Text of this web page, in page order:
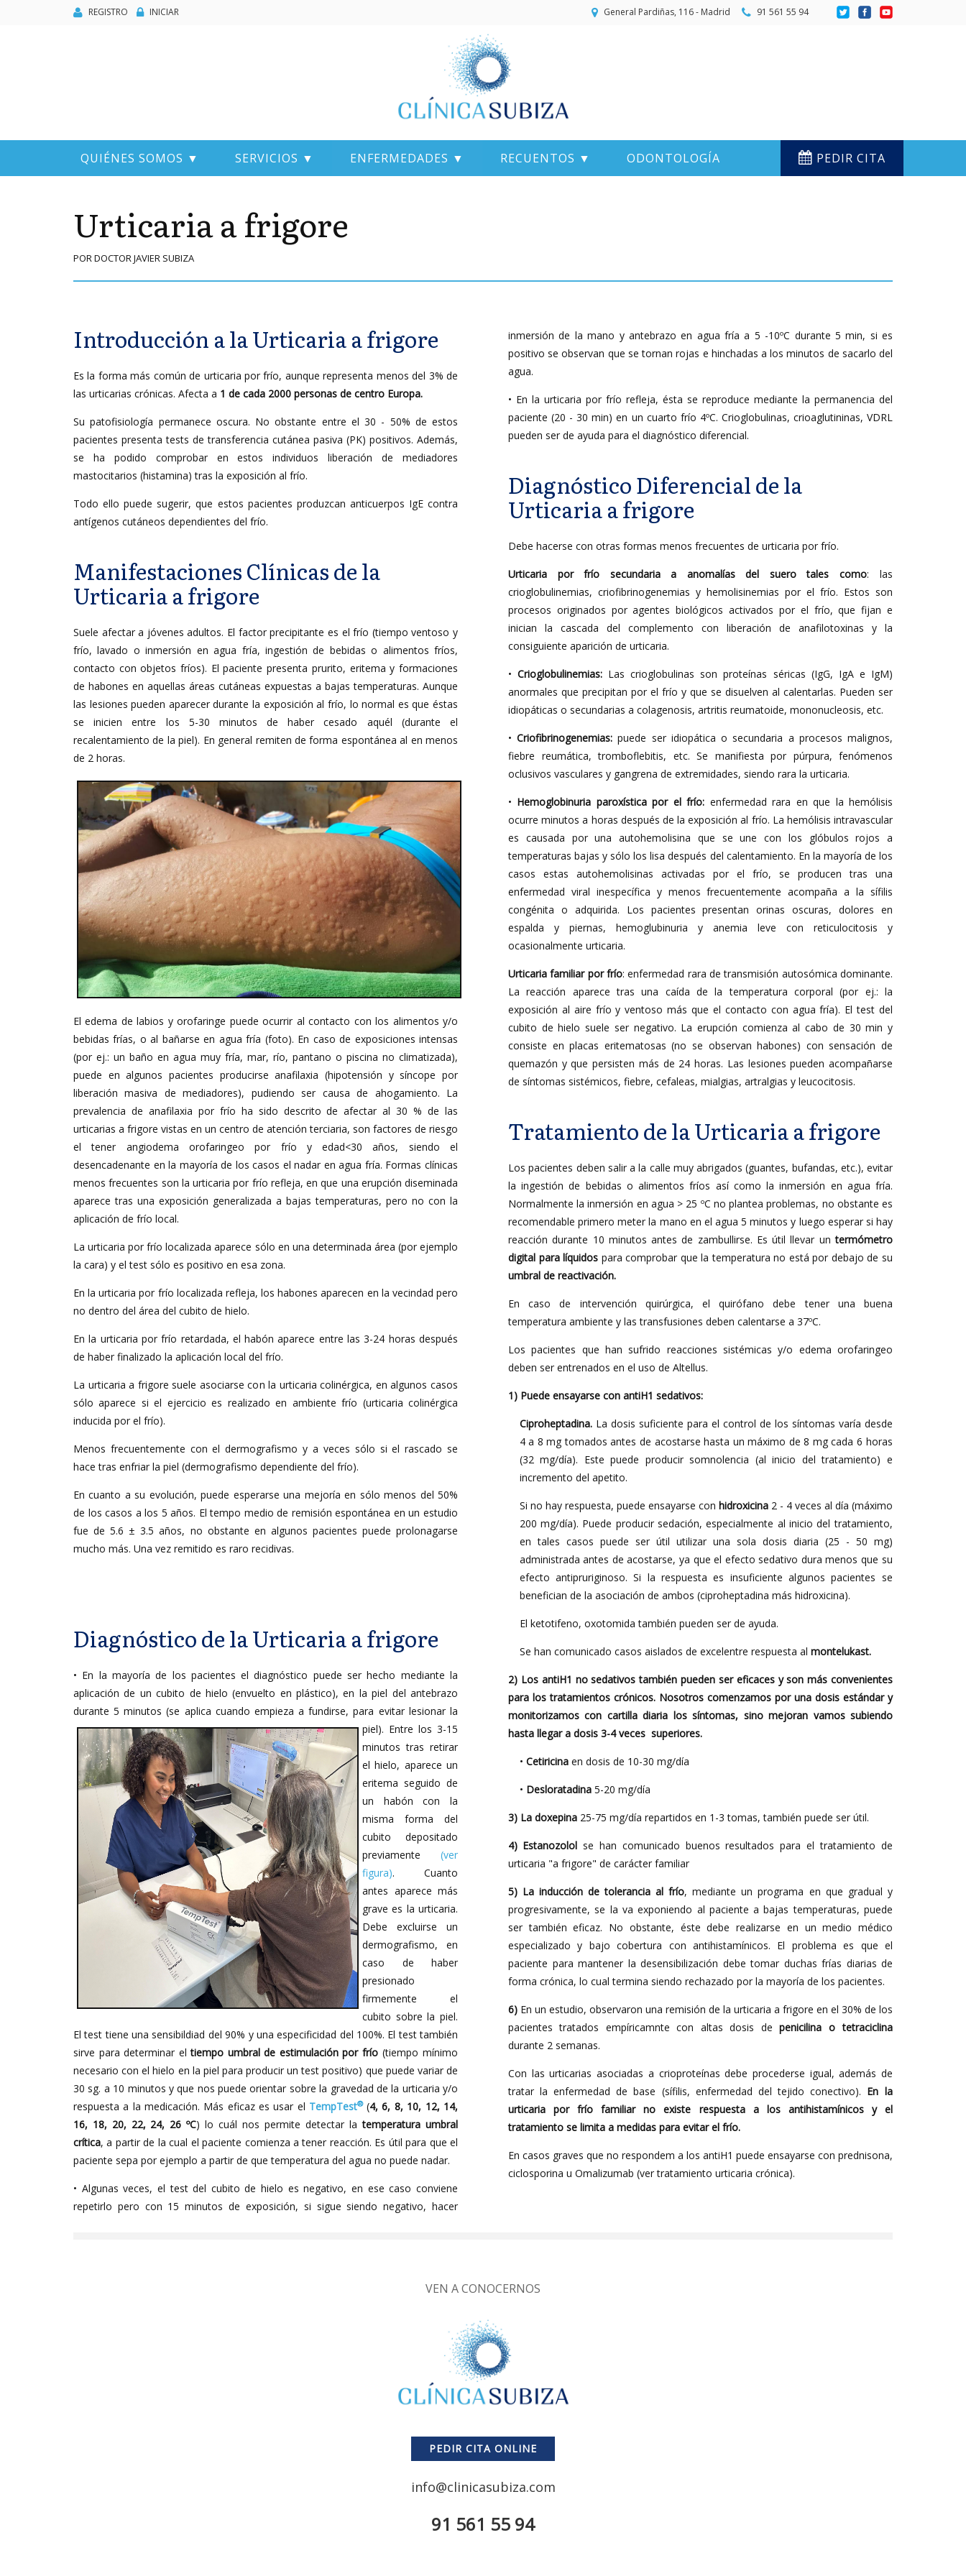
REGISTRO INICIAR General Pardiñas, 116 - Madrid 91 561 55 94
QUIÉNES SOMOS ▼ SERVICIOS ▼ ENFERMEDADES ▼ RECUENTOS ▼ ODONTOLOGÍA PEDIR CITA
Urticaria a frigore
POR DOCTOR JAVIER SUBIZA
Introducción a la Urticaria a frigore
Es la forma más común de urticaria por frío, aunque representa menos del 3% de
las urticarias crónicas. Afecta a 1 de cada 2000 personas de centro Europa.
Su patofisiología permanece oscura. No obstante entre el 30 - 50% de estos
pacientes presenta tests de transferencia cutánea pasiva (PK) positivos. Además,
se ha podido comprobar en estos individuos liberación de mediadores
mastocitarios (histamina) tras la exposición al frío.
Todo ello puede sugerir, que estos pacientes produzcan anticuerpos IgE contra
antígenos cutáneos dependientes del frío.
Manifestaciones Clínicas de la
Urticaria a frigore
Suele afectar a jóvenes adultos. El factor precipitante es el frío (tiempo ventoso y
frío, lavado o inmersión en agua fría, ingestión de bebidas o alimentos fríos,
contacto con objetos fríos). El paciente presenta prurito, eritema y formaciones
de habones en aquellas áreas cutáneas expuestas a bajas temperaturas. Aunque
las lesiones pueden aparecer durante la exposición al frío, lo normal es que éstas
se inicien entre los 5-30 minutos de haber cesado aquél (durante el
recalentamiento de la piel). En general remiten de forma espontánea al en menos
de 2 horas.
El edema de labios y orofaringe puede ocurrir al contacto con los alimentos y/o
bebidas frías, o al bañarse en agua fría (foto). En caso de exposiciones intensas
(por ej.: un baño en agua muy fría, mar, río, pantano o piscina no climatizada),
puede en algunos pacientes producirse anafilaxia (hipotensión y síncope por
liberación masiva de mediadores), pudiendo ser causa de ahogamiento. La
prevalencia de anafilaxia por frío ha sido descrito de afectar al 30 % de las
urticarias a frigore vistas en un centro de atención terciaria, son factores de riesgo
el tener angiodema orofaringeo por frío y edad<30 años, siendo el
desencadenante en la mayoría de los casos el nadar en agua fría. Formas clínicas
menos frecuentes son la urticaria por frío refleja, en que una erupción diseminada
aparece tras una exposición generalizada a bajas temperaturas, pero no con la
aplicación de frío local.
La urticaria por frío localizada aparece sólo en una determinada área (por ejemplo
la cara) y el test sólo es positivo en esa zona.
En la urticaria por frío localizada refleja, los habones aparecen en la vecindad pero
no dentro del área del cubito de hielo.
En la urticaria por frío retardada, el habón aparece entre las 3-24 horas después
de haber finalizado la aplicación local del frío.
La urticaria a frigore suele asociarse con la urticaria colinérgica, en algunos casos
sólo aparece si el ejercicio es realizado en ambiente frío (urticaria colinérgica
inducida por el frío).
Menos frecuentemente con el dermografismo y a veces sólo si el rascado se
hace tras enfriar la piel (dermografismo dependiente del frío).
En cuanto a su evolución, puede esperarse una mejoría en sólo menos del 50%
de los casos a los 5 años. El tempo medio de remisión espontánea en un estudio
fue de 5.6 ± 3.5 años, no obstante en algunos pacientes puede prolonagarse
mucho más. Una vez remitido es raro recidivas.
Diagnóstico de la Urticaria a frigore
• En la mayoría de los pacientes el diagnóstico puede ser hecho mediante la
aplicación de un cubito de hielo (envuelto en plástico), en la piel del antebrazo
durante 5 minutos (se aplica cuando empieza a fundirse, para evitar lesionar la
piel). Entre los 3-15
minutos tras retirar
el hielo, aparece un
eritema seguido de
un habón con la
misma forma del
cubito depositado
previamente (ver
figura). Cuanto
antes aparece más
grave es la urticaria.
Debe excluirse un
dermografismo, en
caso de haber
presionado
firmemente el
cubito sobre la piel.
El test tiene una sensibildiad del 90% y una especificidad del 100%. El test también
sirve para determinar eltiempo umbral de estimulación por frío (tiempo mínimo
necesario con el hielo en la piel para producir un test positivo) que puede variar de
30 sg. a 10 minutos y que nos puede orientar sobre la gravedad de la urticaria y/o
respuesta a la medicación. Más eficaz es usar el TempTest®(4, 6, 8, 10, 12, 14,
16, 18, 20, 22, 24, 26 ºC) lo cuál nos permite detectar latemperatura umbral
crítica, a partir de la cual el paciente comienza a tener reacción. Es útil para que el
paciente sepa por ejemplo a partir de que temperatura del agua no puede nadar.
• Algunas veces, el test del cubito de hielo es negativo, en ese caso conviene
repetirlo pero con 15 minutos de exposición, si sigue siendo negativo, hacer
inmersión de la mano y antebrazo en agua fría a 5 -10ºC durante 5 min, si es
positivo se observan que se tornan rojas e hinchadas a los minutos de sacarlo del
agua.
• En la urticaria por frío refleja, ésta se reproduce mediante la permanencia del
paciente (20 - 30 min) en un cuarto frío 4ºC. Crioglobulinas, crioaglutininas, VDRL
pueden ser de ayuda para el diagnóstico diferencial.
Diagnóstico Diferencial de la
Urticaria a frigore
Debe hacerse con otras formas menos frecuentes de urticaria por frío.
Urticaria por frío secundaria a anomalías del suero tales como: las
crioglobulinemias, criofibrinogenemias y hemolisinemias por el frío. Estos son
procesos originados por agentes biológicos activados por el frío, que fijan e
inician la cascada del complemento con liberación de anafilotoxinas y la
consiguiente aparición de urticaria.
• Crioglobulinemias: Las crioglobulinas son proteínas séricas (IgG, IgA e IgM)
anormales que precipitan por el frío y que se disuelven al calentarlas. Pueden ser
idiopáticas o secundarias a colagenosis, artritis reumatoide, mononucleosis, etc.
• Criofibrinogenemias: puede ser idiopática o secundaria a procesos malignos,
fiebre reumática, tromboflebitis, etc. Se manifiesta por púrpura, fenómenos
oclusivos vasculares y gangrena de extremidades, siendo rara la urticaria.
• Hemoglobinuria paroxística por el frío: enfermedad rara en que la hemólisis
ocurre minutos a horas después de la exposición al frío. La hemólisis intravascular
es causada por una autohemolisina que se une con los glóbulos rojos a
temperaturas bajas y sólo los lisa después del calentamiento. En la mayoría de los
casos estas autohemolisinas activadas por el frío, se producen tras una
enfermedad viral inespecífica y menos frecuentemente acompaña a la sífilis
congénita o adquirida. Los pacientes presentan orinas oscuras, dolores en
espalda y piernas, hemoglubinuria y anemia leve con reticulocitosis y
ocasionalmente urticaria.
Urticaria familiar por frío: enfermedad rara de transmisión autosómica dominante.
La reacción aparece tras una caída de la temperatura corporal (por ej.: la
exposición al aire frío y ventoso más que el contacto con agua fría). El test del
cubito de hielo suele ser negativo. La erupción comienza al cabo de 30 min y
consiste en placas eritematosas (no se observan habones) con sensación de
quemazón y que persisten más de 24 horas. Las lesiones pueden acompañarse
de síntomas sistémicos, fiebre, cefaleas, mialgias, artralgias y leucocitosis.
Tratamiento de la Urticaria a frigore
Los pacientes deben salir a la calle muy abrigados (guantes, bufandas, etc.), evitar
la ingestión de bebidas o alimentos fríos así como la inmersión en agua fría.
Normalmente la inmersión en agua > 25 ºC no plantea problemas, no obstante es
recomendable primero meter la mano en el agua 5 minutos y luego esperar si hay
reacción durante 10 minutos antes de zambullirse. Es útil llevar untermómetro
digital para líquidos para comprobar que la temperatura no está por debajo de su
umbral de reactivación.
En caso de intervención quirúrgica, el quirófano debe tener una buena
temperatura ambiente y las transfusiones deben calentarse a 37ºC.
Los pacientes que han sufrido reacciones sistémicas y/o edema orofaringeo
deben ser entrenados en el uso de Altellus.
1) Puede ensayarse con antiH1 sedativos:
Ciproheptadina.La dosis suficiente para el control de los síntomas varía desde
4 a 8 mg tomados antes de acostarse hasta un máximo de 8 mg cada 6 horas
(32 mg/día). Este puede producir somnolencia (al inicio del tratamiento) e
incremento del apetito.
Si no hay respuesta, puede ensayarse con hidroxicina2 - 4 veces al día (máximo
200 mg/día). Puede producir sedación, especialmente al inicio del tratamiento,
en tales casos puede ser útil utilizar una sola dosis diaria (25 - 50 mg)
administrada antes de acostarse, ya que el efecto sedativo dura menos que su
efecto antipruriginoso. Si la respuesta es insuficiente algunos pacientes se
benefician de la asociación de ambos (ciproheptadina más hidroxicina).
El ketotifeno, oxotomida también pueden ser de ayuda.
Se han comunicado casos aislados de excelentre respuesta al montelukast.
2) Los antiH1 no sedativos también pueden ser eficaces y son más convenientes
para los tratamientos crónicos. Nosotros comenzamos por una dosis estándar y
monitorizamos con cartilla diaria los síntomas, sino mejoran vamos subiendo
hasta llegar a dosis 3-4 veces superiores.
• Cetiricina en dosis de 10-30 mg/día
• Desloratadina 5-20 mg/día
3) La doxepina 25-75 mg/día repartidos en 1-3 tomas, también puede ser útil.
4) Estanozolol se han comunicado buenos resultados para el tratamiento de
urticaria "a frigore" de carácter familiar
5) La inducción de tolerancia al frío, mediante un programa en que gradual y
progresivamente, se la va exponiendo al paciente a bajas temperaturas, puede
ser también eficaz. No obstante, éste debe realizarse en un medio médico
especializado y bajo cobertura con antihistamínicos. El problema es que el
paciente para mantener la desensibilización debe tomar duchas frías diarias de
forma crónica, lo cual termina siendo rechazado por la mayoría de los pacientes.
6) En un estudio, observaron una remisión de la urticaria a frigore en el 30% de los
pacientes tratados empíricamnte con altas dosis de penicilina o tetraciclina
durante 2 semanas.
Con las urticarias asociadas a crioproteínas debe procederse igual, además de
tratar la enfermedad de base (sífilis, enfermedad del tejido conectivo). En la
urticaria por frío familiar no existe respuesta a los antihistamínicos y el
tratamiento se limita a medidas para evitar el frío.
En casos graves que no respondem a los antiH1 puede ensayarse con prednisona,
ciclosporina u Omalizumab (ver tratamiento urticaria crónica).
VEN A CONOCERNOS
PEDIR CITA ONLINE
info@clinicasubiza.com
91 561 55 94